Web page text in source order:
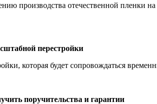
производства отечественной
перестройки
которая будет сопровождаться
поручительства и гарантии